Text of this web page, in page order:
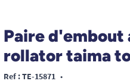
Paire d'embout
rollator taima
Ref : TE-15871 •